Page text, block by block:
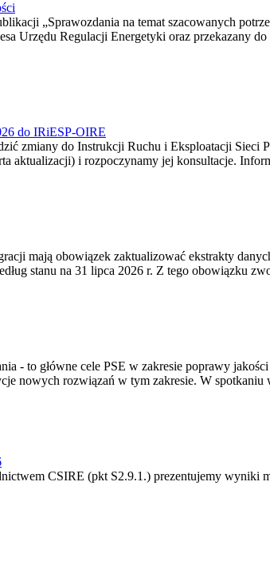
„Sprawozdania na temat szacowanych
Urzędu Regulacji Energetyki oraz przekazany
do IRiESP-OIRE
zmiany do Instrukcji Ruchu i Eksploatacji Sieci
aktualizacji) i rozpoczynamy jej konsultacje.
mają obowiązek zaktualizować ekstrakty
stanu na 31 lipca 2026 r. Z tego obowiązku
- to główne cele PSE w zakresie poprawy
nowych rozwiązań w tym zakresie. W spotkaniu
CSIRE (pkt S2.9.1.) prezentujemy